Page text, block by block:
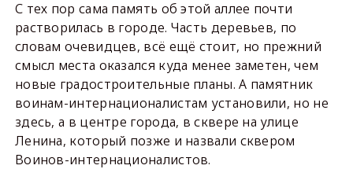
С тех пор сама память об этой аллее почти
растворилась в городе. Часть деревьев, по
словам очевидцев, всё ещё стоит, но прежний
смысл места оказался куда менее заметен, чем
новые градостроительные планы. А памятник
воинам-интернационалистам установили, но не
здесь, а в центре города, в сквере на улице
Ленина, который позже и назвали сквером
Воинов-интернационалистов.